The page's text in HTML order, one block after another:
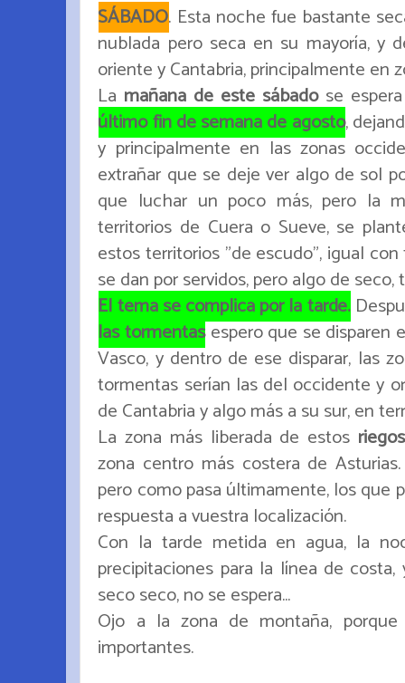
SÁBADO. Esta noche fue bastante
nublada pero seca en su mayoría, y
oriente y Cantabria, principalmente en
La mañana de este sábadose
último fin de semana de agosto,
y principalmente en las zonas
extrañar que se deje ver algo de sol
que luchar un poco más, pero la
territorios de Cuera o Sueve, se
estos territorios "de escudo", igual
se dan por servidos, pero algo de seco,
El tema se complica por la tarde.
las tormentasespero que se disparen
Vasco, y dentro de ese disparar, las
tormentas serían las del occidente y
de Cantabria y algo más a su sur, en
La zona más liberada de estos
zona centro más costera de
pero como pasa últimamente, los que
respuesta a vuestra localización.
Con la tarde metida en agua, la
precipitaciones para la línea de
seco seco, no se espera...
Ojo a la zona de montaña,
importantes.